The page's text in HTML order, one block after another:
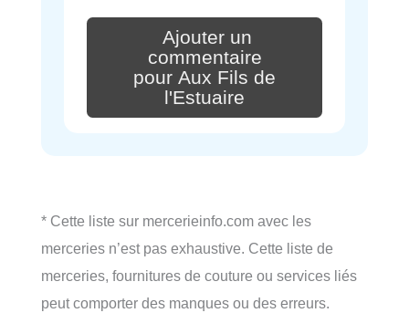
Ajouter un
commentaire
pour Aux Fils de
l'Estuaire
* Cette liste sur mercerieinfo.com avec les
merceries n’est pas exhaustive. Cette liste de
merceries, fournitures de couture ou services liés
peut comporter des manques ou des erreurs.